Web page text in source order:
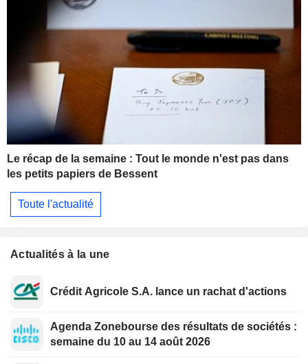
Le récap de la semaine : Tout le monde n'est pas dans
les petits papiers de Bessent
Toute l'actualité
Actualités à la une
Crédit Agricole S.A. lance un rachat d'actions
Agenda Zonebourse des résultats de sociétés :
semaine du 10 au 14 août 2026